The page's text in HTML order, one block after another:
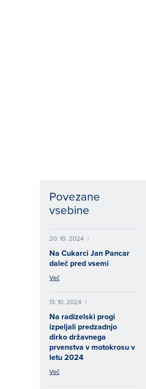
Povezane
vsebine
20. 10. 2024 |
Na Cukarci Jan Pancar
daleč pred vsemi
Več
13. 10. 2024 |
Na radizelski progi
izpeljali predzadnjo
dirko državnega
prvenstva v motokrosu v
letu 2024
Več